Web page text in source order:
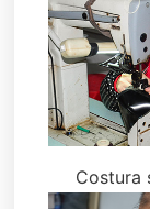
Costura